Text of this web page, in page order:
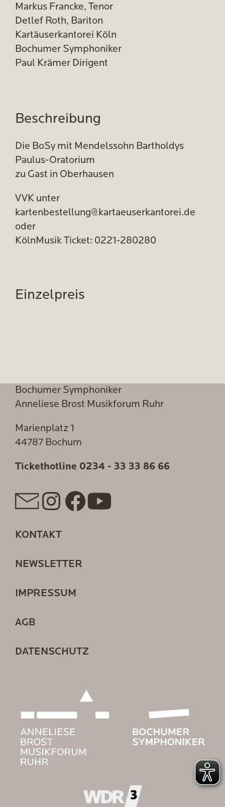
Markus Francke, Tenor
Detlef Roth, Bariton
Kartäuserkantorei Köln
Bochumer Symphoniker
Paul Krämer Dirigent
Beschreibung
Die BoSy mit Mendelssohn Bartholdys
Paulus-Oratorium
zu Gast in Oberhausen
VVK unter
kartenbestellung@kartaeuserkantorei.de
oder
KölnMusik Ticket: 0221-280280
Einzelpreis
Bochumer Symphoniker
Anneliese Brost Musikforum Ruhr
Marienplatz 1
44787 Bochum
Tickethotline 0234 - 33 33 86 66
KONTAKT
NEWSLETTER
IMPRESSUM
AGB
DATENSCHUTZ